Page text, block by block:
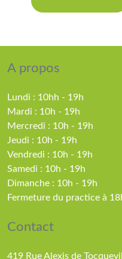
A propos
Lundi : 10hh - 19h
Mardi : 10h - 19h
Mercredi : 10h - 19h
Jeudi : 10h - 19h
Vendredi : 10h - 19h
Samedi : 10h - 19h
Dimanche : 10h - 19h
Fermeture du practice à
Contact
419 Rue Alexis de